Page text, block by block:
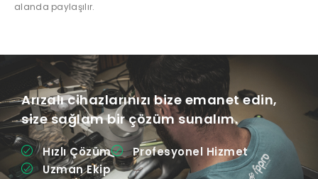
alanda paylaşılır.
Arızalı cihazlarınızı bize emanet edin,
size sağlam bir çözüm sunalım.
Hızlı Çözüm
Profesyonel Hizmet
Uzman Ekip